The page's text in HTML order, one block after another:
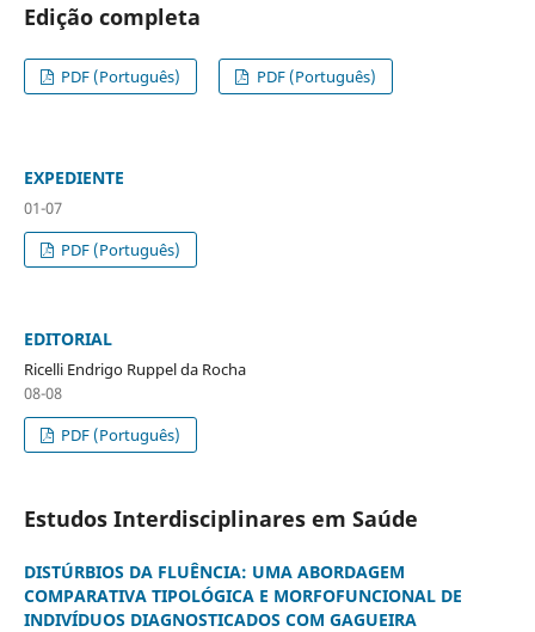
Edição completa
PDF (Português) PDF (Português)
EXPEDIENTE
01-07
PDF (Português)
EDITORIAL
Ricelli Endrigo Ruppel da Rocha
08-08
PDF (Português)
Estudos Interdisciplinares em Saúde
DISTÚRBIOS DA FLUÊNCIA: UMA ABORDAGEM
COMPARATIVA TIPOLÓGICA E MORFOFUNCIONAL DE
INDIVÍDUOS DIAGNOSTICADOS COM GAGUEIRA